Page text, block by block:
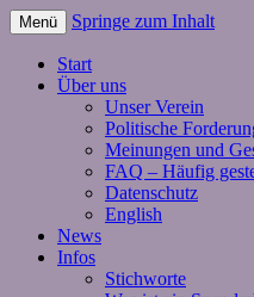
Menü Springe zum Inhalt
Start
Über uns
Unser Verein
Politische
Meinungen und
FAQ – Häufig
Datenschutz
English
News
Infos
Stichworte